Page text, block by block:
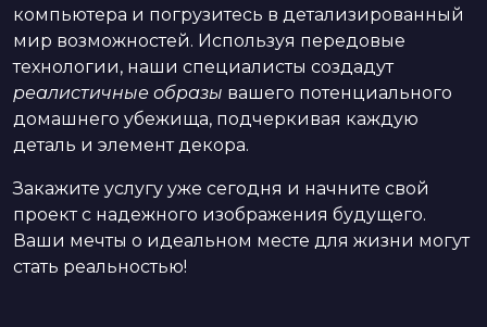
компьютера и погрузитесь в детализированный
мир возможностей. Используя передовые
технологии, наши специалисты создадут
реалистичные образы вашего потенциального
домашнего убежища, подчеркивая каждую
деталь и элемент декора.
Закажите услугу уже сегодня и начните свой
проект с надежного изображения будущего.
Ваши мечты о идеальном месте для жизни могут
стать реальностью!